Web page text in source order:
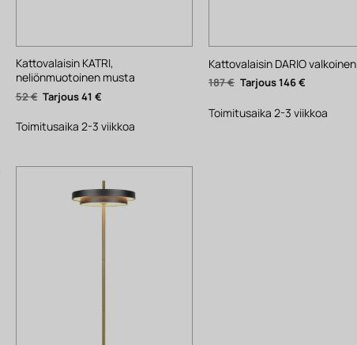
Kattovalaisin KATRI,
neliönmuotoinen musta
52€ Alkuperäinen
hinta
52 €.
41€
41 €.
Toimitusaika 2-3 viikkoa
Kattovalaisin DARIO valkoinen
187€ Alkuperäinen
hinta
187 €.
146€Nykyinen
hinta
146 €.
Toimitusaika 2-3 viikkoa